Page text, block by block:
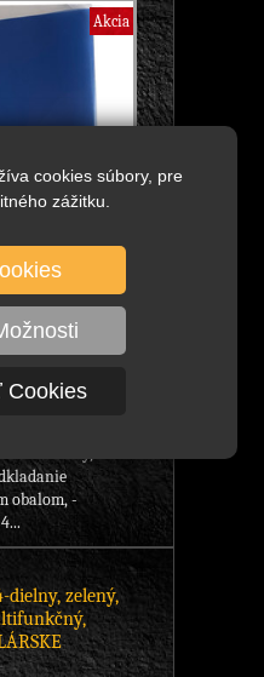
cookies súbory, pre
zážitku.
Cookies
Akcia
DETAIL
obalom, -
4-dielny, zelený,